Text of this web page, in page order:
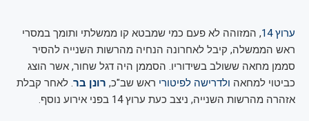
ערוץ 14
, המזוהה לא פעם כמי שמבטא קו ממשלתי ותומך במסרי
ראש הממשלה, קיבל לאחרונה הנחיה מהרשות השנייה להסיר
סממן מחאה ששולב בשידוריו. הסממן היה דגל שחור, אשר הוצג
כביטוי למחאה ולדרישה לפיטורי ראש שב"כ, רונן בר. לאחר קבלת
אזהרה מהרשות השנייה, ניצב כעת ערוץ 14 בפני אירוע נוסף.